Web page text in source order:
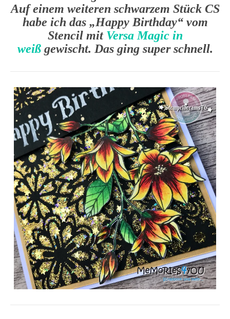
Auf einem weiteren schwarzem Stück CS
habe ich das „Happy Birthday“ vom
Stencil mit Versa Magic in
weißgewischt. Das ging super schnell.